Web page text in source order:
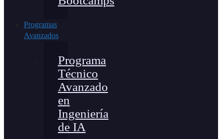
Programas
Avanzados
Programa
Técnico
Avanzado
en
Ingeniería
de IA